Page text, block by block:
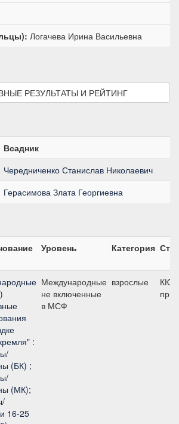
Логачева Ирина Васильевна
РЕЗУЛЬТАТЫ И РЕЙТИНГ
Всадник
Чередниченко Станислав Николаевич
Герасимова Злата Георгиевна
Уровень Категория
:
(БК) ;
(МК);
16-25
Международные
не включенные
в МСФ
взрослые
КЮР